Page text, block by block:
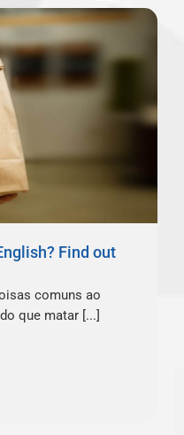
Find out
comuns ao
que matar [...]